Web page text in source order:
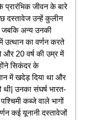
प्रारंभिक जीवन के बारे
दस्तावेज उन्हें कुलीन
जबकि अन्य उनकी
उत्थान का वर्णन करते
20 वर्ष की उम्र में
सिकंदर के
में खदेड़ दिया था और
उनका संघर्ष भारत-
कब्जे वाले भागों
कई यूनानी दस्तावेजों